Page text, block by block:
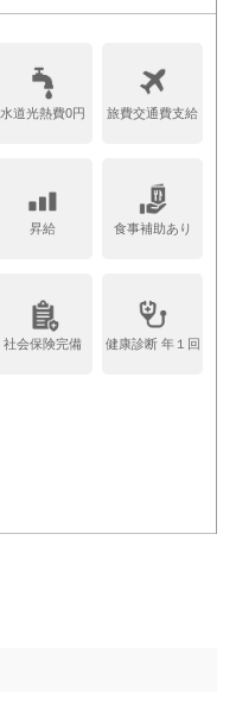
水道光熱費0円 旅費交通費支給
昇給 食事補助あり
社会保険完備 健康診断 年１回